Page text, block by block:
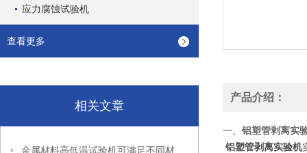
应力腐蚀试验机
查看更多
相关文章
产品介绍：
一、 铝塑管剥离实
铝塑管剥离实验机